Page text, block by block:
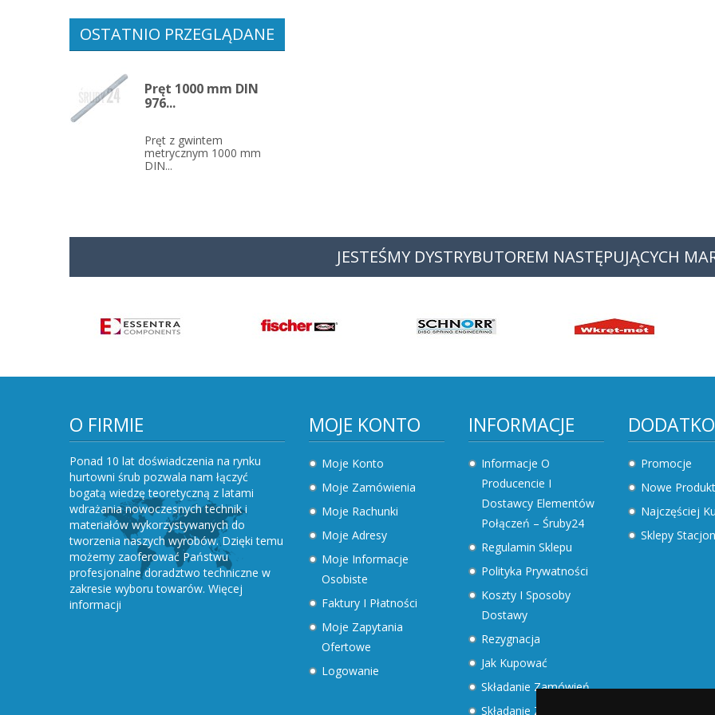
OSTATNIO PRZEGLĄDANE
Pręt 1000 mm DIN
976...
Pręt z gwintem
metrycznym 1000 mm
DIN...
JESTEŚMY DYSTRYBUTOREM NASTĘPUJĄCYCH
O FIRMIE
Ponad 10 lat doświadczenia na rynku
hurtowni śrub pozwala nam łączyć
bogatą wiedzę teoretyczną z latami
wdrażania nowoczesnych technik i
materiałów wykorzystywanych do
tworzenia naszych wyrobów. Dzięki temu
możemy zaoferować Państwu
profesjonalne doradztwo techniczne w
zakresie wyboru towarów. Więcej
informacji
MOJE KONTO
Moje Konto
Moje Zamówienia
Moje Rachunki
Moje Adresy
Moje Informacje
Osobiste
Faktury I Płatności
Moje Zapytania
Ofertowe
Logowanie
INFORMACJE
Informacje O
Producencie I
Dostawcy Elementów
Połączeń – Śruby24
Regulamin Sklepu
Polityka Prywatności
Koszty I Sposoby
Dostawy
Rezygnacja
Jak Kupować
Składanie Zamówień
Składanie Zapytań
Promocje
Nowe
Najczęściej
Sklepy